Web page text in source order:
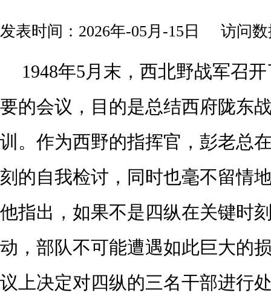
发表时间：2026年-05月-15日 访问数
1948年5月末，西北野战军召
要的会议，目的是总结西府陇东
训。作为西野的指挥官，彭老总
刻的自我检讨，同时也毫不留情
他指出，如果不是四纵在关键时
动，部队不可能遭遇如此巨大的
议上决定对四纵的三名干部进行